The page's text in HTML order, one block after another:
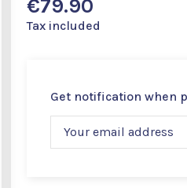
€79.90
Tax included
Get notification when